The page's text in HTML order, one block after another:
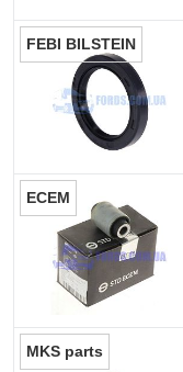
FEBI BILSTEIN
ECEM
MKS parts